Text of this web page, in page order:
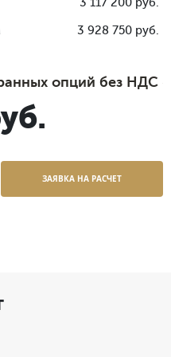
3 117 200 руб.
3 928 750 руб.
опций без НДС
ЗАЯВКА НА РАСЧЕТ